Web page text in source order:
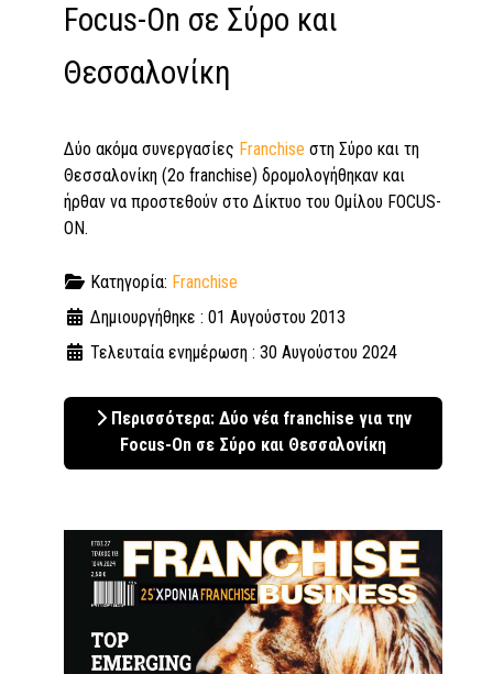
Focus-On σε Σύρο και
Θεσσαλονίκη
Δύο ακόμα συνεργασίες Franchise στη Σύρο και τη
Θεσσαλονίκη (2ο franchise) δρομολογήθηκαν και
ήρθαν να προστεθούν στο Δίκτυο του Ομίλου FOCUS-
ON.
Κατηγορία: Franchise
Δημιουργήθηκε : 01 Αυγούστου 2013
Τελευταία ενημέρωση : 30 Αυγούστου 2024
Περισσότερα: Δύο νέα franchise για την
Focus-On σε Σύρο και Θεσσαλονίκη